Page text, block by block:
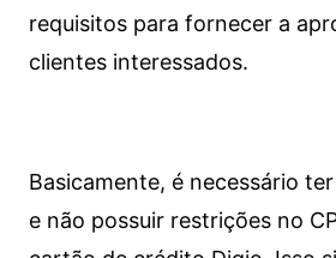
requisitos para fornecer a
clientes interessados.
Basicamente, é necessário
e não possuir restrições no